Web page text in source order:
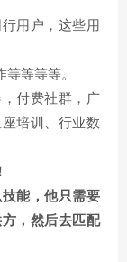
用户，这些用
等等等。
付费社群，广
培训、行业数
能，他只需要
，然后去匹配